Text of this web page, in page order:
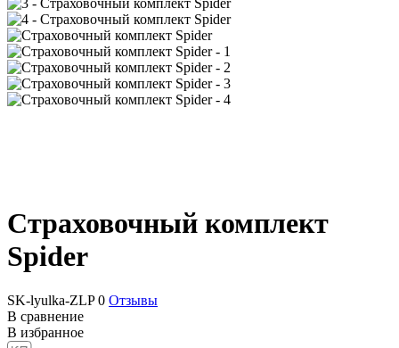
Страховочный комплект
Spider
SK-lyulka-ZLP 0 Отзывы
В сравнение
В избранное